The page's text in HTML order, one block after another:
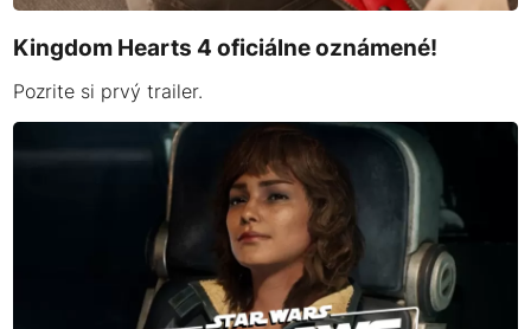
Kingdom Hearts 4 oficiálne oznámené!
Pozrite si prvý trailer.